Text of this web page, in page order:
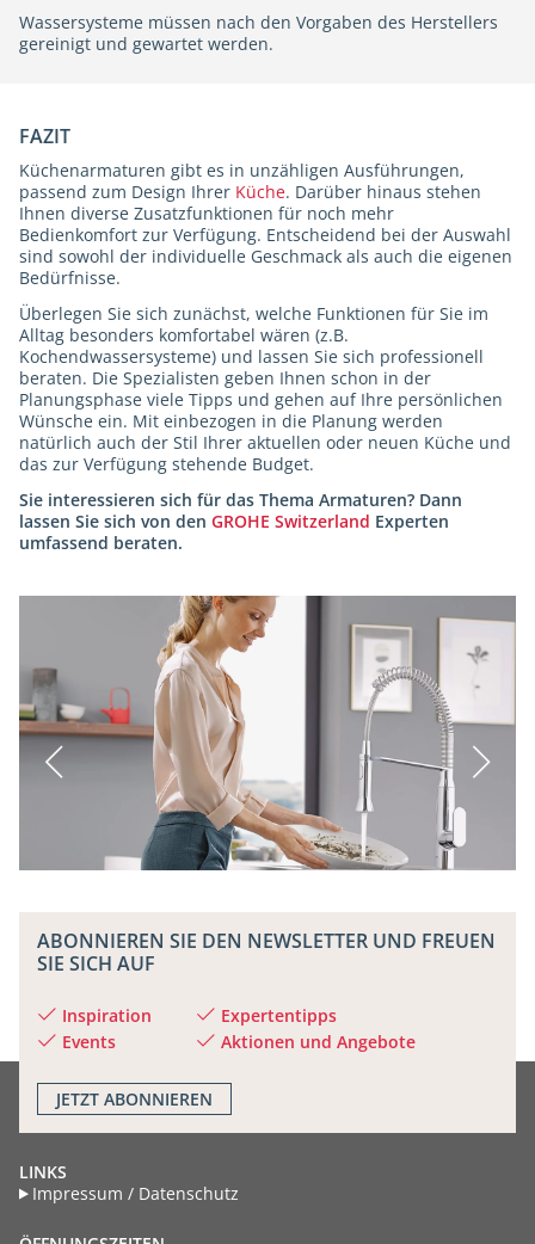
Wassersysteme müssen nach den Vorgaben des Herstellers
gereinigt und gewartet werden.
FAZIT
Küchenarmaturen gibt es in unzähligen Ausführungen,
passend zum Design Ihrer Küche. Darüber hinaus stehen
Ihnen diverse Zusatzfunktionen für noch mehr
Bedienkomfort zur Verfügung. Entscheidend bei der Auswahl
sind sowohl der individuelle Geschmack als auch die eigenen
Bedürfnisse.
Überlegen Sie sich zunächst, welche Funktionen für Sie im
Alltag besonders komfortabel wären (z.B.
Kochendwassersysteme) und lassen Sie sich professionell
beraten. Die Spezialisten geben Ihnen schon in der
Planungsphase viele Tipps und gehen auf Ihre persönlichen
Wünsche ein. Mit einbezogen in die Planung werden
natürlich auch der Stil Ihrer aktuellen oder neuen Küche und
das zur Verfügung stehende Budget.
Sie interessieren sich für das Thema Armaturen? Dann
lassen Sie sich von den GROHE Switzerland Experten
umfassend beraten.
ABONNIEREN SIE DEN NEWSLETTER UND FREUEN
SIE SICH AUF
Inspiration
Events
Expertentipps
Aktionen und Angebote
JETZT ABONNIEREN
LINKS
Impressum / Datenschutz